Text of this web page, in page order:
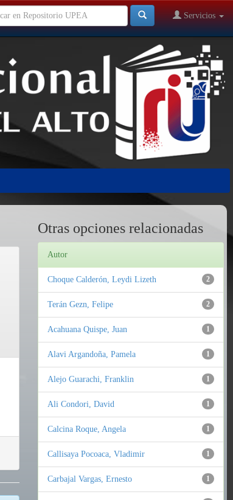
Servicios
Otras opciones relacionadas
Autor
2
Choque Calderón, Leydi Lizeth
2
Terán Gezn, Felipe
1
Acahuana Quispe, Juan
1
Alavi Argandoña, Pamela
1
Alejo Guarachi, Franklin
1
Ali Condori, David
1
Calcina Roque, Angela
1
Callisaya Pocoaca, Vladimir
1
Carbajal Vargas, Ernesto